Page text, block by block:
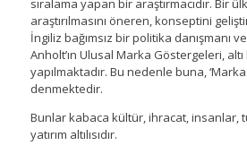
sıralama yapan bir araştırmacıdır. Bir
araştırılmasını öneren, konseptini
İngiliz bağımsız bir politika danışmanı
Anholt’ın Ulusal Marka Göstergeleri,
yapılmaktadır. Bu nedenle buna, ‘Marka
denmektedir.
Bunlar kabaca kültür, ihracat, insanlar,
yatırım altılısıdır.